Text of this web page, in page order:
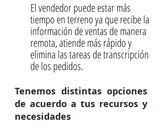
El vendedor puede estar más
tiempo en terreno ya que recibe la
información de ventas de manera
remota, atiende más rápido y
elimina las tareas de transcripción
de los pedidos.
Tenemos distintas opciones
de acuerdo a tus recursos y
necesidades